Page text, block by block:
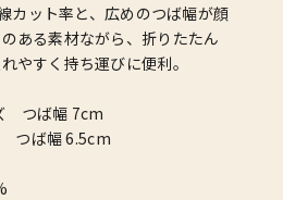
カット率と、広めのつば幅が顔
ある素材ながら、折りたたん
やすく持ち運びに便利。
つば幅 7cm
つば幅 6.5cm